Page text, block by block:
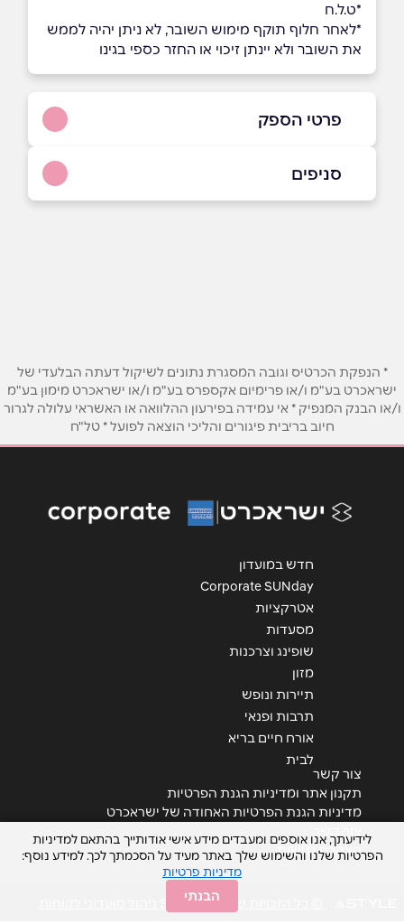
*ט.ל.ח
*לאחר חלוף תוקף מימוש השובר, לא ניתן יהיה לממש
את השובר ולא יינתן זיכוי או החזר כספי בגינו
פרטי הספק
באתר
אימייל*
אנא חזרו אלי בקשר ל...
סניפים
* הנפקת הכרטיס וגובה המסגרת נתונים לשיקול דעתה הבלעדי של
ישראכרט בע"מ ו/או פרימיום אקספרס בע"מ ו/או ישראכרט מימון בע"מ
ו/או הבנק המנפיק * אי עמידה בפירעון ההלוואה או האשראי עלולה לגרור
חיוב בריבית פיגורים והליכי הוצאה לפועל * טל"ח
חדש במועדון
Corporate SUNday
אטרקציות
מסעדות
שופינג וצרכנות
מזון
תיירות ונופש
תרבות ופנאי
אורח חיים בריא
לבית
צור קשר
תקנון אתר ומדיניות הגנת הפרטיות
מדיניות הגנת הפרטיות האחודה של ישראכרט
הצהרת נגישות
© כל הזכויות שמורות STYLE ניהול מועדוני לקוחות
לידיעתך, אנו אוספים ומעבדים מידע אישי אודותייך בהתאם למדיניות
הפרטיות שלנו והשימוש שלך באתר מעיד על הסכמתך לכך. למידע נוסף:
מדיניות פרטיות
הבנתי